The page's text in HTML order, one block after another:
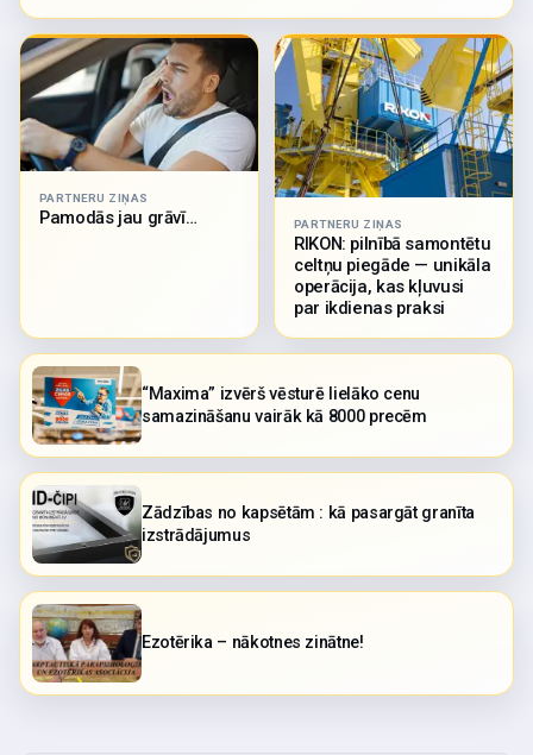
PARTNERU ZIŅAS
Pamodās jau grāvī… PARTNERU ZIŅAS
RIKON: pilnībā samontētu
celtņu piegāde — unikāla
operācija, kas kļuvusi
par ikdienas praksi
“Maxima” izvērš vēsturē lielāko cenu
samazināšanu vairāk kā 8000 precēm
Zādzības no kapsētām : kā pasargāt granīta
izstrādājumus
Ezotērika – nākotnes zinātne!